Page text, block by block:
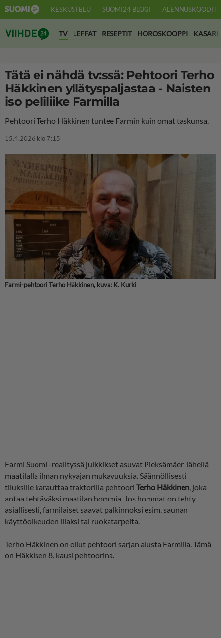
KESKUSTELU SUOMI24 BLOGI ALENNUSKOODIT
Suomi24 Viihde
TV LEFFAT RESEPTIT HOROSKOOPPI KASARI
Tätä ei nähdä tv:ssä: Pehtoori Terho
Häkkinen yllätyspaljastaa - Naisten
iso peliliike Farmilla
Pehtoori Terho Häkkinen tuntee Farmin kuin omat taskunsa.
15.4.2026 klo 7:15
Farmi-pehtoori Terho Häkkinen, kuva: K. Kurki
Farmi Suomi -realityssä julkkikset asuvat Pieksämäen lähellä
maatilalla ilman nykyajan mukavuuksia. Säännöllisesti
tiluksille karauttaa traktorilla pehtoori Terho Häkkinen, joka
antaa tehtäväksi maatilan hommia. Jos hommat on tehty
asiallisesti, farmilaiset saavat palkinnoksi esim. saunan
käyttöoikeuden illaksi tai ruokatarpeita.
Terho Häkkinen on ollut pehtoori sarjan alusta Farmilla. Tämä
on Häkkisen 8. kausi pehtoorina.